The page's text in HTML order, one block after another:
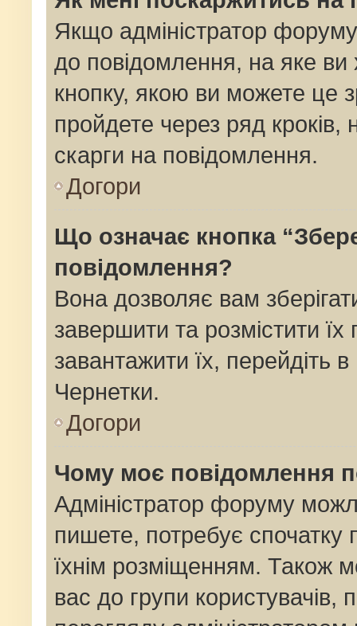
Якщо адміністратор
до повідомлення, на яке ви
кнопку, якою ви можете це
пройдете через ряд кроків,
скарги на повідомлення.
Догори
Що означає кнопка
повідомлення?
Вона дозволяє вам
завершити та розмістити
завантажити їх, перейдіть
Чернетки.
Догори
Чому моє повідомлення
Адміністратор форуму
пишете, потребує спочатку
їхнім розміщенням. Також
вас до групи